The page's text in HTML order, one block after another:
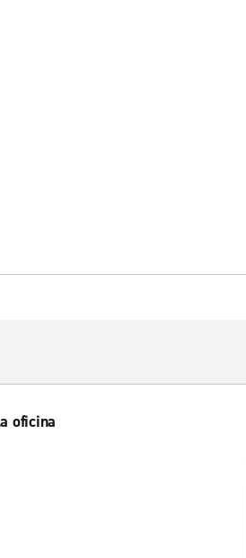
oficina